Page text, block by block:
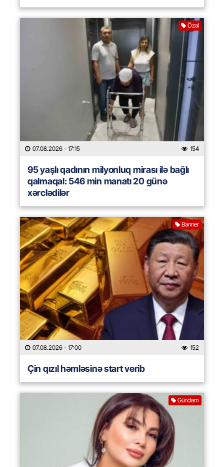
Özəl
07.08.2026 - 17:15 154
95 yaşlı qadının milyonluq mirası ilə bağlı
qalmaqal: 546 min manatı 20 günə
xərclədilər
Banner
07.08.2026 - 17:00 152
Çin qızıl həmləsinə start verib
Gündəm